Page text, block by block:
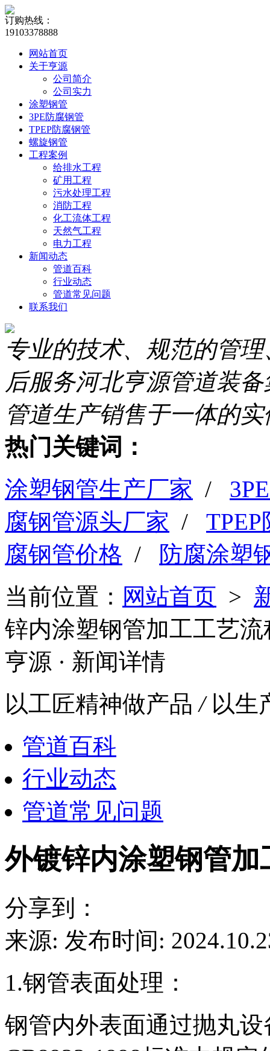
订购热线：
19103378888
网站首页
关于亨源
公司简介
公司实力
涂塑钢管
3PE防腐钢管
TPEP防腐钢管
螺旋钢管
工程案例
给排水工程
矿用工程
污水处理工程
消防工程
化工流体工程
天然气工程
电力工程
新闻动态
管道百科
行业动态
管道常见问题
联系我们
专业的技术、规范的管
后服务河北亨源管道装
管道生产销售于一体的
热门关键词：
涂塑钢管生产厂家 /
腐钢管源头厂家 /
腐钢管价格 /
防腐涂塑
当前位置： 网站首页 >
锌内涂塑钢管加工工艺
亨源 · 新闻详情
以工匠精神做产品/以生
管道百科
行业动态
管道常见问题
外镀锌内涂塑钢管加
分享到：
来源: 发布时间:
1.钢管表面处理：
钢管内外表面通过抛丸